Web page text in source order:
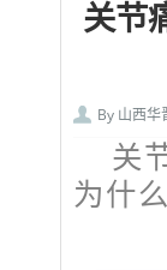
关节
By 山西华
关
为什